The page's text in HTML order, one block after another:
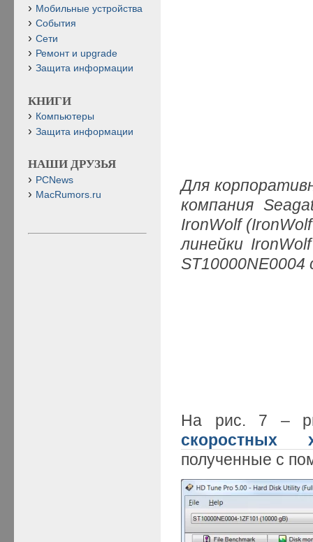
Для
компания
IronWolf
линейки
На рис. 7 –
скоростных
полученные с
Мобильные устройства
События
Сети
Ремонт и upgrade
Защита информации
КНИГИ
Компьютеры
Защита информации
НАШИ ДРУЗЬЯ
PCNews
MacRumors.ru